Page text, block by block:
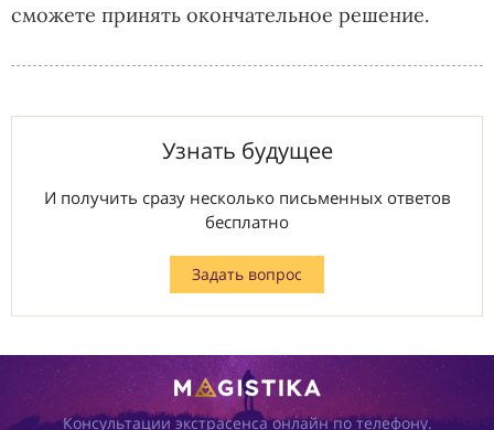
сможете принять окончательное решение.
Узнать будущее
И получить сразу несколько письменных ответов
бесплатно
Задать вопрос
Консультации экстрасенса онлайн по телефону.